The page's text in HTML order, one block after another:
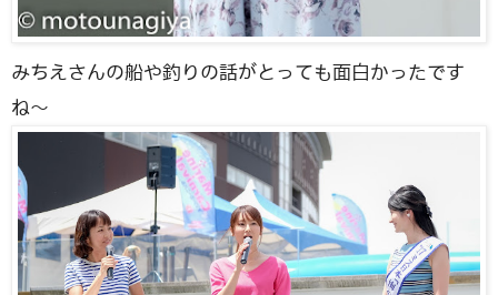
みちえさんの船や釣りの話がとっても面白かったです
ね〜